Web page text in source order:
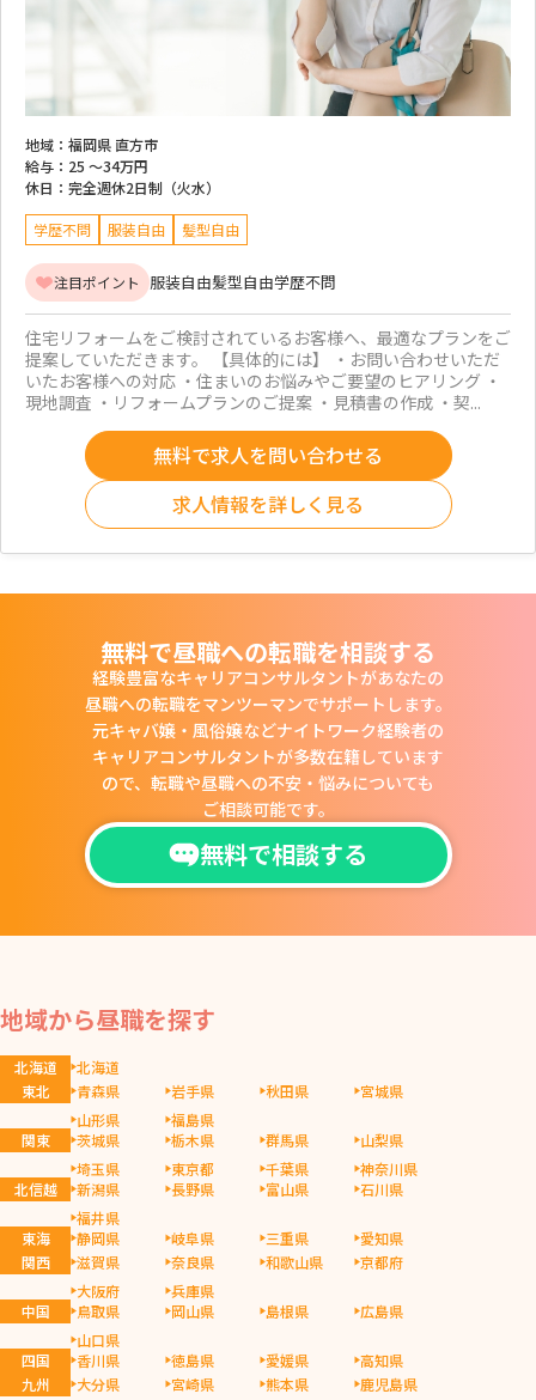
地域： 福岡県 直方市
給与： 25 ～34万円
休日： 完全週休2日制（火水）
学歴不問 服装自由 髪型自由
注目ポイント 服装自由髪型自由学歴不問
住宅リフォームをご検討されているお客様へ、最適なプランをご
提案していただきます。 【具体的には】 ・お問い合わせいただ
いたお客様への対応 ・住まいのお悩みやご要望のヒアリング ・
現地調査 ・リフォームプランのご提案 ・見積書の作成 ・契...
無料で求人を問い合わせる
求人情報を詳しく見る
無料で昼職への転職を相談する
経験豊富なキャリアコンサルタントがあなたの
昼職への転職をマンツーマンでサポートします。
元キャバ嬢・風俗嬢などナイトワーク経験者の
キャリアコンサルタントが多数在籍しています
ので、 転職や昼職への不安・悩みについても
ご相談可能です。
無料で相談する
地域から昼職を探す
北海道
北海道
東北
青森県 岩手県 秋田県
宮城県
山形県
福島県
関東
茨城県 栃木県 群馬県
山梨県
埼玉県
東京都 千葉県
神奈川県
北信越
新潟県 長野県 富山県
石川県
福井県
東海
静岡県 岐阜県 三重県
愛知県
関西
滋賀県 奈良県 和歌山県
京都府
大阪府
兵庫県
中国
鳥取県 岡山県 島根県
広島県
山口県
四国
香川県 徳島県 愛媛県
高知県
九州
大分県 宮崎県 熊本県
鹿児島県